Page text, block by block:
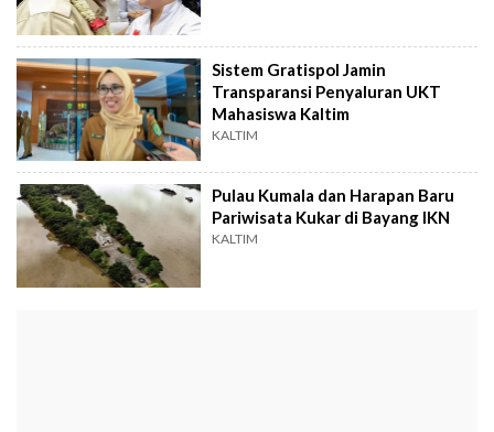
Sistem Gratispol Jamin
Transparansi Penyaluran UKT
Mahasiswa Kaltim
KALTIM
Pulau Kumala dan Harapan Baru
Pariwisata Kukar di Bayang IKN
KALTIM